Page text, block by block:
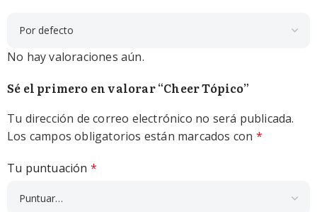
No hay valoraciones aún.
Sé el primero en valorar “Cheer Tópico”
Tu dirección de correo electrónico no será publicada.
Los campos obligatorios están marcados con *
Tu puntuación *